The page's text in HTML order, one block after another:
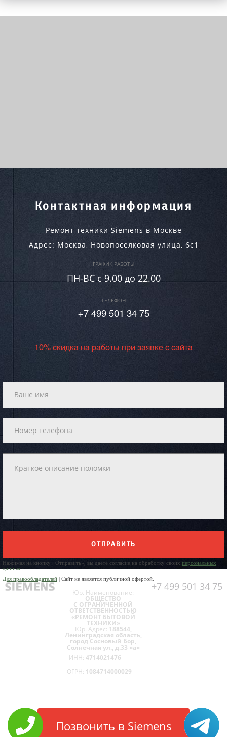
Контактная информация
Ремонт техники Siemens в Москве
Адрес: Москва, Новопоселковая улица, 6с1
ГРАФИК РАБОТЫ
ПН-ВC c 9.00 до 22.00
ТЕЛЕФОН
+7 499 501 34 75
10% скидка на работы при заявке с сайта
ОТПРАВИТЬ
Нажимая на кнопку «Отправить», вы даете согласие на обработку своих персональных
данных
Для правообладателей | Сайт не является публичной офертой.
+7 499 501 34 75
Юр. Наименование:
ОБЩЕСТВО
С ОГРАНИЧЕННОЙ
ОТВЕТСТВЕННОСТЬЮ
«РЕМОНТ БЫТОВОЙ
ТЕХНИКИ»
Юр. Адрес: 188544,
Ленинградская область,
город Сосновый Бор,
Солнечная ул., д.33 «а»
ИНН: 4714021476
ОГРН: 1084714000029
Позвонить в Siemens